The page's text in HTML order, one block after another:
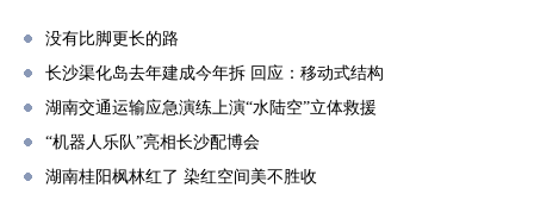
没有比脚更长的路
长沙渠化岛去年建成今年拆 回应：移动式结构
湖南交通运输应急演练上演“水陆空”立体救援
“机器人乐队”亮相长沙配博会
湖南桂阳枫林红了 染红空间美不胜收